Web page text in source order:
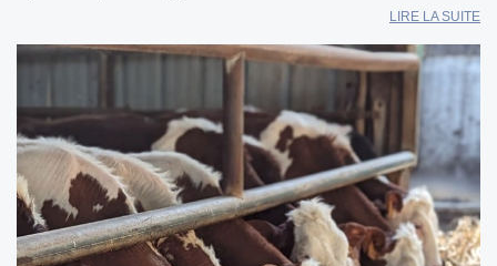
LIRE LA SUITE